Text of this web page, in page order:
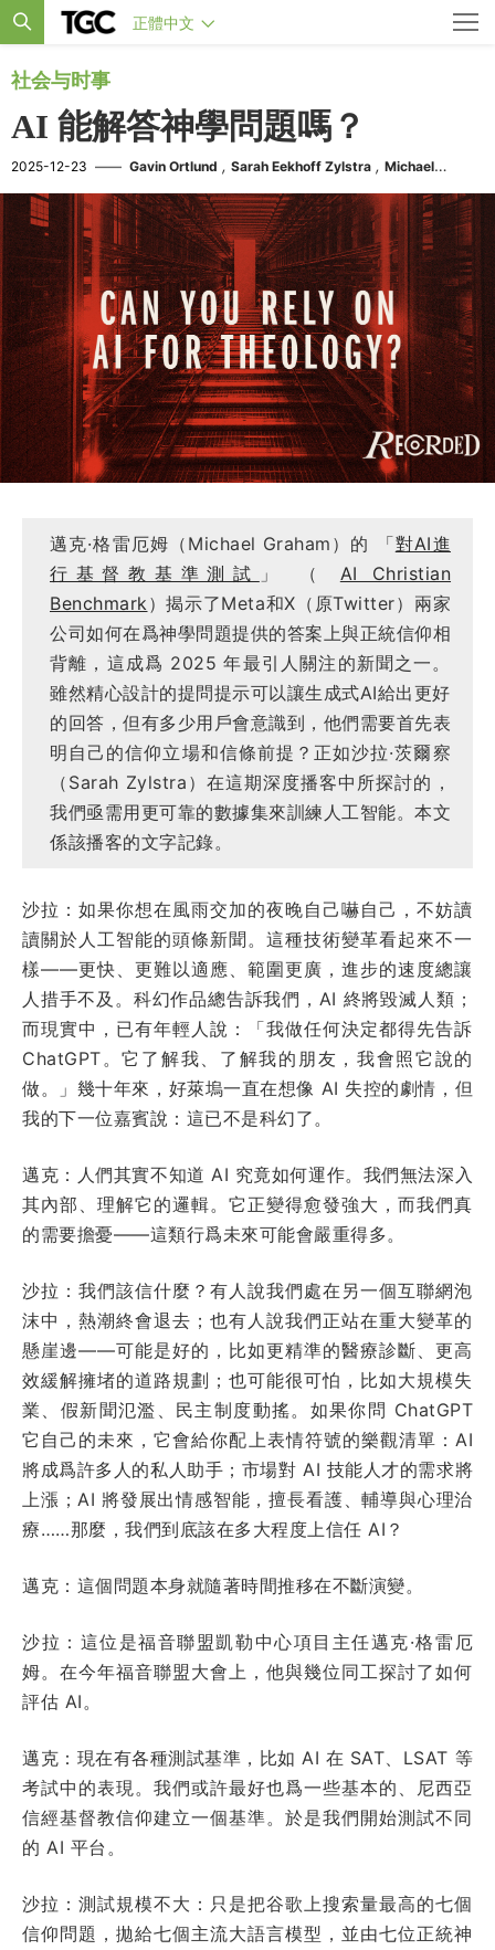
正體中文
社会与时事
AI 能解答神學問題嗎？
2025-12-23 —— Gavin Ortlund , Sarah Eekhoff Zylstra , Michael
邁克·格雷厄姆（Michael Graham）的 「對AI進
行基督教基準測試
」 （ AI Christian
Benchmark ）揭示了Meta和X（原Twitter）兩家
公司如何在爲神學問題提供的答案上與正統信仰相
背離，這成爲 2025 年最引人關注的新聞之一。
雖然精心設計的提問提示可以讓生成式AI給出更好
的回答，但有多少用戶會意識到，他們需要首先表
明自己的信仰立場和信條前提？正如沙拉·茨爾察
（Sarah Zylstra）在這期深度播客中所探討的，
我們亟需用更可靠的數據集來訓練人工智能。本文
係該播客的文字記錄。
沙拉：如果你想在風雨交加的夜晚自己嚇自己，不妨讀
讀關於人工智能的頭條新聞。這種技術變革看起來不一
樣——更快、更難以適應、範圍更廣，進步的速度總讓
人措手不及。科幻作品總告訴我們，AI 終將毀滅人類；
而現實中，已有年輕人說：「我做任何決定都得先告訴
ChatGPT。它了解我、了解我的朋友，我會照它說的
做。」幾十年來，好萊塢一直在想像 AI 失控的劇情，但
我的下一位嘉賓說：這已不是科幻了。
邁克：人們其實不知道 AI 究竟如何運作。我們無法深入
其內部、理解它的邏輯。它正變得愈發強大，而我們真
的需要擔憂——這類行爲未來可能會嚴重得多。
沙拉：我們該信什麼？有人說我們處在另一個互聯網泡
沫中，熱潮終會退去；也有人說我們正站在重大變革的
懸崖邊——可能是好的，比如更精準的醫療診斷、更高
效緩解擁堵的道路規劃；也可能很可怕，比如大規模失
業、假新聞氾濫、民主制度動搖。如果你問 ChatGPT
它自己的未來，它會給你配上表情符號的樂觀清單：AI
將成爲許多人的私人助手；市場對 AI 技能人才的需求將
上漲；AI 將發展出情感智能，擅長看護、輔導與心理治
療……那麼，我們到底該在多大程度上信任 AI？
邁克：這個問題本身就隨著時間推移在不斷演變。
沙拉：這位是福音聯盟凱勒中心項目主任邁克·格雷厄
姆。在今年福音聯盟大會上，他與幾位同工探討了如何
評估 AI。
邁克：現在有各種測試基準，比如 AI 在 SAT、LSAT 等
考試中的表現。我們或許最好也爲一些基本的、尼西亞
信經基督教信仰建立一個基準。於是我們開始測試不同
的 AI 平台。
沙拉：測試規模不大：只是把谷歌上搜索量最高的七個
信仰問題，拋給七個主流大語言模型，並由七位正統神